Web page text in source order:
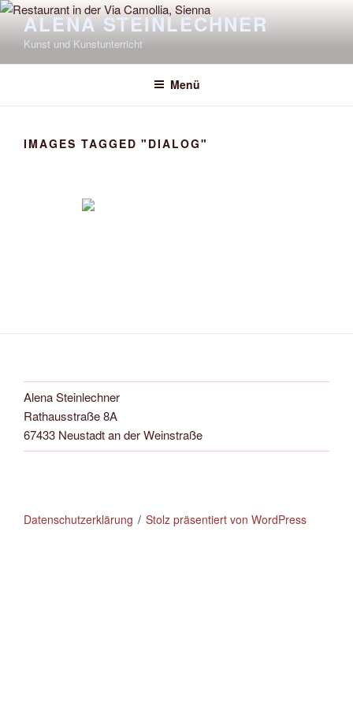
Zum
Inhalt
springen
ALENA STEINLECHNER
Kunst und Kunstunterricht
Menü
IMAGES TAGGED "DIALOG"
Alena Steinlechner
Rathausstraße 8A
67433 Neustadt an der Weinstraße
Datenschutzerklärung Stolz präsentiert von WordPress